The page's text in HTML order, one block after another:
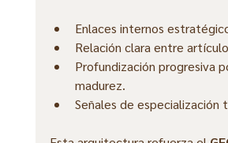
Enlaces internos
Relación clara entre
Profundización progresiva
madurez.
Señales de especialización